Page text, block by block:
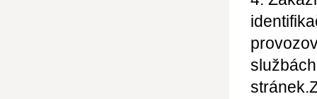
stránek.